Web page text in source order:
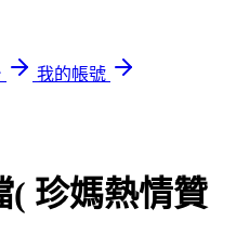
我的帳號
( 珍媽熱情贊